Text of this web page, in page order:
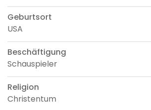
Geburtsort
USA
Beschäftigung
Schauspieler
Religion
Christentum